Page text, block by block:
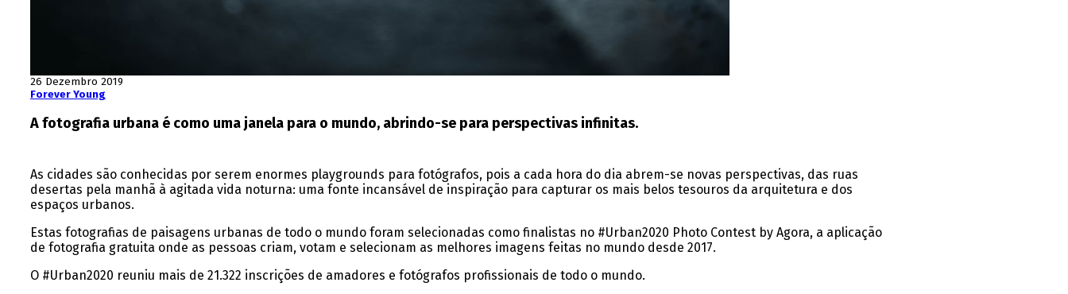
26 Dezembro 2019
Forever Young
A fotografia urbana é como uma janela para o mundo, abrindo-se para perspectivas infinitas.
As cidades são conhecidas por serem enormes playgrounds para fotógrafos, pois a cada hora do dia abrem-se novas perspectivas, das ruas
desertas pela manhã à agitada vida noturna: uma fonte incansável de inspiração para capturar os mais belos tesouros da arquitetura e dos
espaços urbanos.
Estas fotografias de paisagens urbanas de todo o mundo foram selecionadas como finalistas no #Urban2020 Photo Contest by Agora, a aplicação
de fotografia gratuita onde as pessoas criam, votam e selecionam as melhores imagens feitas no mundo desde 2017.
O #Urban2020 reuniu mais de 21.322 inscrições de amadores e fotógrafos profissionais de todo o mundo.